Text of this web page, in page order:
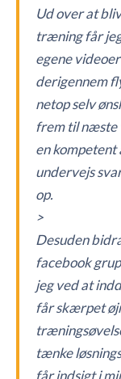
Ud over at
træning får
egene
derigennem
netop selv
frem til næste
en kompetent
undervejs
op.
>
Desuden
facebook
jeg ved at
får skærpet
tænke
får indsigt i